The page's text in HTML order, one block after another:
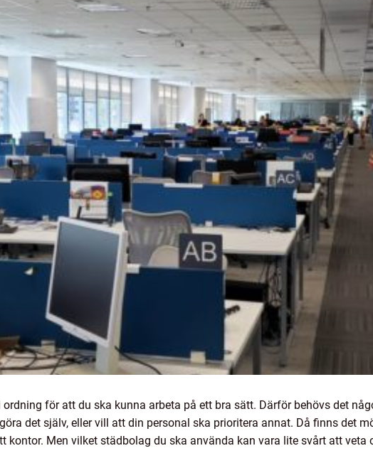
ordning för att du ska kunna arbeta på ett bra sätt. Därför behövs det
det själv, eller vill att din personal ska prioritera annat. Då finns det
kontor. Men vilket städbolag du ska använda kan vara lite svårt att veta